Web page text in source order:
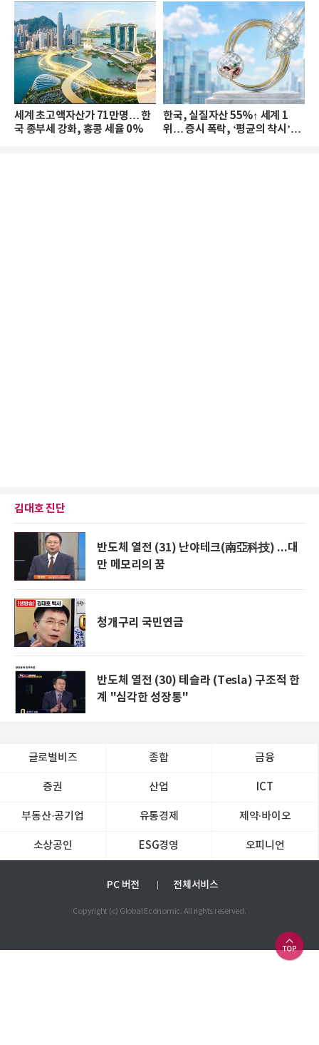
세계 초고액자산가 71만명… 한
국 종부세 강화, 홍콩 세율 0%
한국, 실질자산 55%↑ 세계 1
위… 증시 폭락, ‘평균의 착시’와
김대호 진단
반도체 열전 (31) 난야테크(南亞科技) ...대
만 메모리의 꿈
청개구리 국민연금
반도체 열전 (30) 테슬라 (Tesla) 구조적 한
계 "심각한 성장통"
글로벌비즈 종합 금융
증권 산업 ICT
부동산·공기업 유통경제 제약∙바이오
소상공인 ESG경영 오피니언
PC 버전 전체서비스
Copyright (c) Global Economic. All rights reserved.